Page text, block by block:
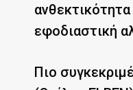
εφοδιαστική
Πιο